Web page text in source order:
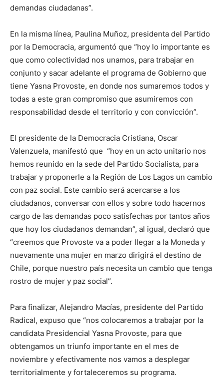
demandas ciudadanas”.
En la misma línea, Paulina Muñoz, presidenta del Partido
por la Democracia, argumentó que “hoy lo importante es
que como colectividad nos unamos, para trabajar en
conjunto y sacar adelante el programa de Gobierno que
tiene Yasna Provoste, en donde nos sumaremos todos y
todas a este gran compromiso que asumiremos con
responsabilidad desde el territorio y con convicción”.
El presidente de la Democracia Cristiana, Oscar
Valenzuela, manifestó que “hoy en un acto unitario nos
hemos reunido en la sede del Partido Socialista, para
trabajar y proponerle a la Región de Los Lagos un cambio
con paz social. Este cambio será acercarse a los
ciudadanos, conversar con ellos y sobre todo hacernos
cargo de las demandas poco satisfechas por tantos años
que hoy los ciudadanos demandan”, al igual, declaró que
“creemos que Provoste va a poder llegar a la Moneda y
nuevamente una mujer en marzo dirigirá el destino de
Chile, porque nuestro país necesita un cambio que tenga
rostro de mujer y paz social”.
Para finalizar, Alejandro Macías, presidente del Partido
Radical, expuso que “nos colocaremos a trabajar por la
candidata Presidencial Yasna Provoste, para que
obtengamos un triunfo importante en el mes de
noviembre y efectivamente nos vamos a desplegar
territorialmente y fortaleceremos su programa.